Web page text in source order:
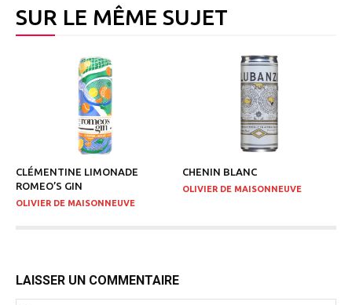
SUR LE MÊME SUJET
CLÉMENTINE LIMONADE
ROMEO’S GIN
OLIVIER DE MAISONNEUVE
CHENIN BLANC
OLIVIER DE MAISONNEUVE
LAISSER UN COMMENTAIRE